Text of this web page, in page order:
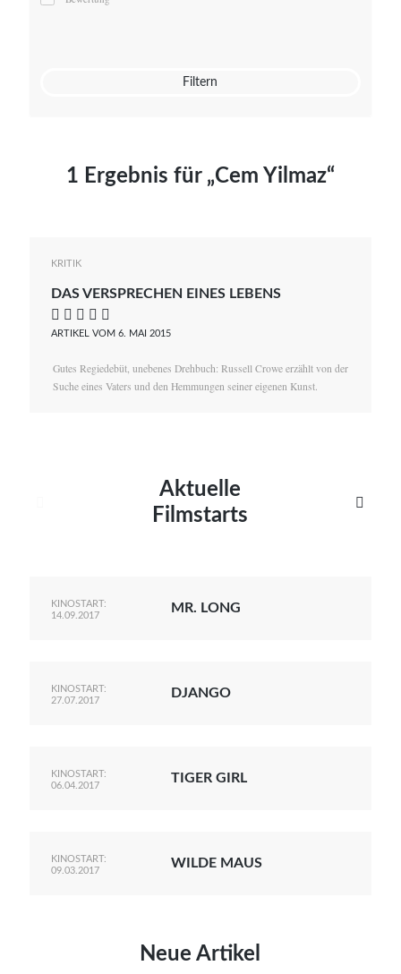
Mato von Vogelstein
Filtern
1 Ergebnis für „Cem Yilmaz“
KRITIK
DAS VERSPRECHEN EINES LEBENS
    
ARTIKEL VOM 6. MAI 2015
Gutes Regiedebüt, unebenes Drehbuch: Russell Crowe erzählt von der
Suche eines Vaters und den Hemmungen seiner eigenen Kunst.
Aktuelle
Filmstarts

KINOSTART:
14.09.2017
MR. LONG
KINOSTART:
27.07.2017
DJANGO
KINOSTART:
06.04.2017
TIGER GIRL
KINOSTART:
09.03.2017
WILDE MAUS
Neue Artikel